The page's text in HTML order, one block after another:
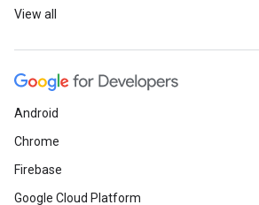
View all
Android
Chrome
Firebase
Google Cloud Platform